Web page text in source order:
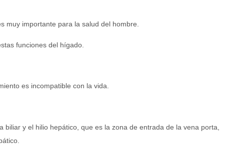
muy importante para la salud del hombre.
funciones del hígado.
es incompatible con la vida.
biliar y el hilio hepático, que es la zona de entrada de la vena porta,